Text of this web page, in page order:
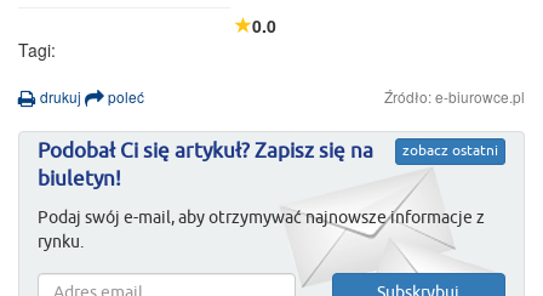
0.0
Tagi:
drukuj poleć Źródło: e-biurowce.pl
zobacz ostatni
Podobał Ci się artykuł? Zapisz się na
biuletyn!
Podaj swój e-mail, aby otrzymywać najnowsze informacje z
rynku.